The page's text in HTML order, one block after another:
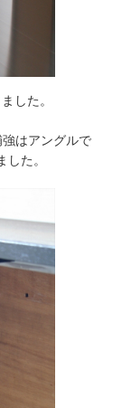
した。
はアングルで
た。